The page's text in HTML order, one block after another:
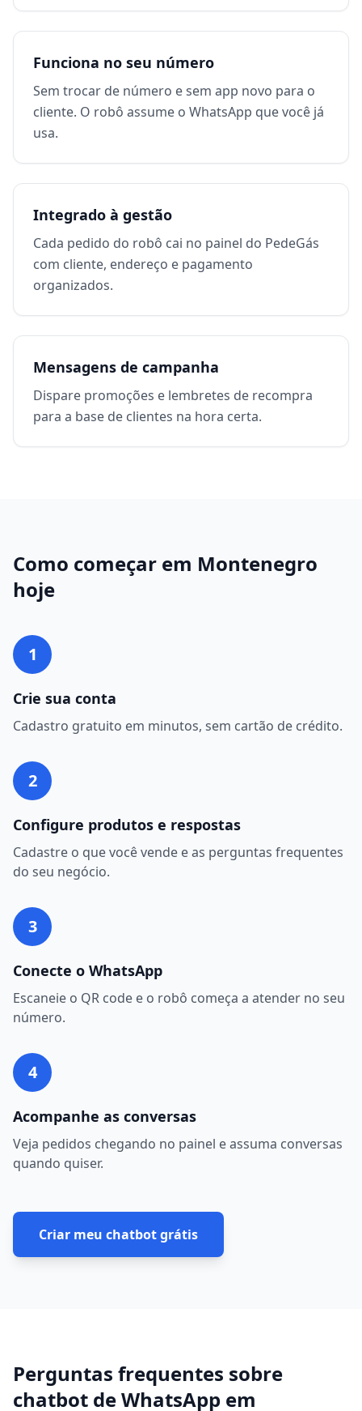
Funciona no seu número
Sem trocar de número e sem app novo para o
cliente. O robô assume o WhatsApp que você já
usa.
Integrado à gestão
Cada pedido do robô cai no painel do PedeGás
com cliente, endereço e pagamento
organizados.
Mensagens de campanha
Dispare promoções e lembretes de recompra
para a base de clientes na hora certa.
Como começar em Montenegro
hoje
1
Crie sua conta
Cadastro gratuito em minutos, sem cartão de crédito.
2
Configure produtos e respostas
Cadastre o que você vende e as perguntas frequentes
do seu negócio.
3
Conecte o WhatsApp
Escaneie o QR code e o robô começa a atender no seu
número.
4
Acompanhe as conversas
Veja pedidos chegando no painel e assuma conversas
quando quiser.
Criar meu chatbot grátis
Perguntas frequentes sobre
chatbot de WhatsApp em